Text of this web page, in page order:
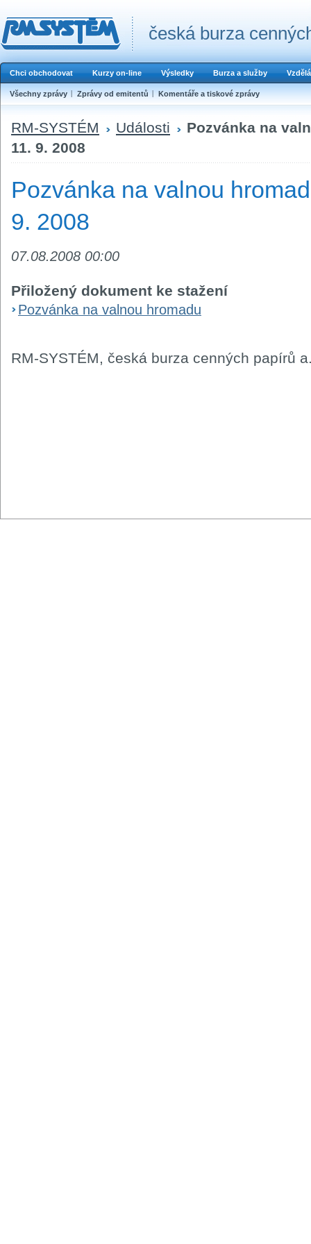
česká burza
Chci obchodovat Kurzy on-line Výsledky Burza a služby
Všechny zprávy Zprávy od emitentů Komentáře a tiskové zprávy
RM-SYSTÉM Události
Pozvánka na
11. 9. 2008
Pozvánka na valnou
9. 2008
07.08.2008 00:00
Přiložený dokument ke stažení
Pozvánka na valnou hromadu
RM-SYSTÉM, česká burza cenných papírů